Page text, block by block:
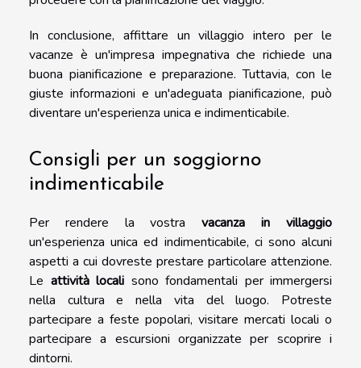
In conclusione, affittare un villaggio intero per le
vacanze è un'impresa impegnativa che richiede una
buona pianificazione e preparazione. Tuttavia, con le
giuste informazioni e un'adeguata pianificazione, può
diventare un'esperienza unica e indimenticabile.
Consigli per un soggiorno
indimenticabile
Per rendere la vostravacanza in villaggio
un'esperienza unica ed indimenticabile, ci sono alcuni
aspetti a cui dovreste prestare particolare attenzione.
Le attività locali sono fondamentali per immergersi
nella cultura e nella vita del luogo. Potreste
partecipare a feste popolari, visitare mercati locali o
partecipare a escursioni organizzate per scoprire i
dintorni.